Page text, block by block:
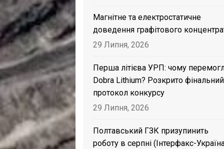
Магнітне та електростатичне
доведення графітового
29 Липня, 2026
Перша літієва УРП: чому
Dobra Lithium? Розкрито фінальний
протокол конкурсу
29 Липня, 2026
Полтавський ГЗК призупинить
роботу в серпні (Інтерфакс-